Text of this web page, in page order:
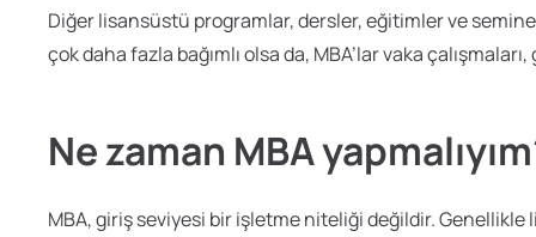
Diğer lisansüstü programlar, dersler, eğitimler ve
çok daha fazla bağımlı olsa da, MBA’lar vaka
Ne zaman MBA
MBA, giriş seviyesi bir işletme niteliği değildir.